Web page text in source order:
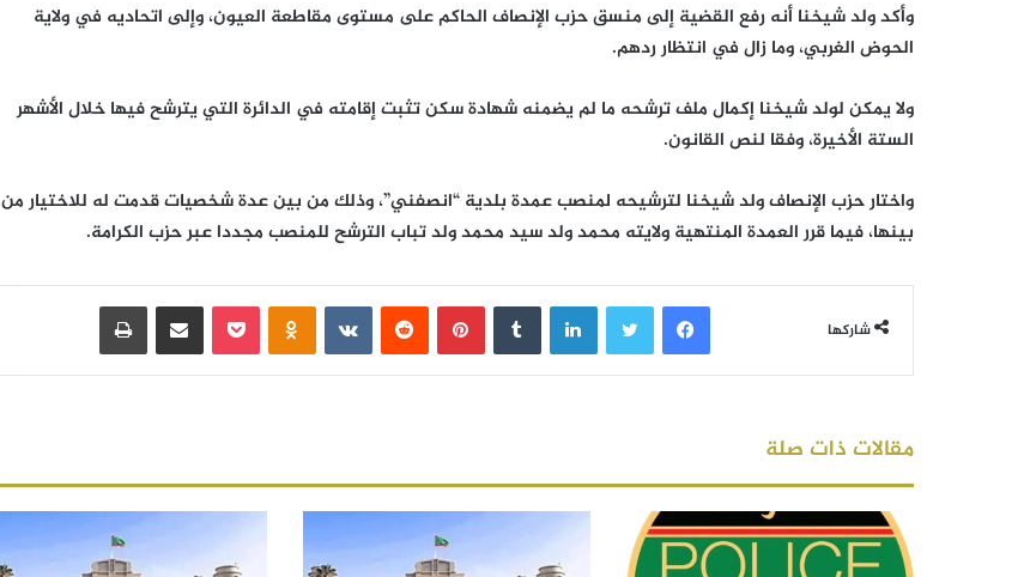
وأكد ولد شيخنا أنه رفع القضية إلى منسق حزب الإنصاف الحاكم على مستوى مقاطعة العيون، وإلى اتحاديه في ولاية
الحوض الغربي، وما زال في انتظار ردهم.
ولا يمكن لولد شيخنا إكمال ملف ترشحه ما لم يضمنه شهادة سكن تثبت إقامته في الدائرة التي يترشح فيها خلال الأشهر
الستة الأخيرة، وفقا لنص القانون.
واختار حزب الإنصاف ولد شيخنا لترشيحه لمنصب عمدة بلدية “انصفني”، وذلك من بين عدة شخصيات قدمت له للاختيار من
بينها، فيما قرر العمدة المنتهية ولايته محمد ولد سيد محمد ولد تباب الترشح للمنصب مجددا عبر حزب الكرامة.
شاركها
فيسبوك لينكدإن بينتيريست بوكيت مشاركة عبر البريد
مقالات ذات صلة